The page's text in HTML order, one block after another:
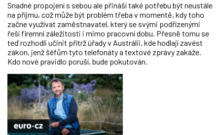
Snadné propojení s sebou ale přináší také potřebu být neustále
na příjmu, což může být problém třeba v momentě, kdy toho
začne využívat zaměstnavatel, který se svými podřízenými
řeší firemní záležitosti i mimo pracovní dobu. Přesně tomu se
teď rozhodli učinit přítrž úřady v Austrálii, kde hodlají zavést
zákon, jenž šéfům tyto telefonáty a textové zprávy zakáže.
Kdo nové pravidlo poruší, bude pokutován.